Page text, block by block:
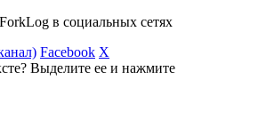
в социальных сетях
Facebook X
Выделите ее и нажмите